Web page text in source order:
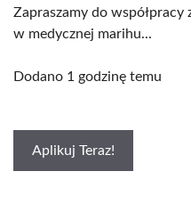
Zapraszamy do współpracy
w medycznej marihu...
Dodano 1 godzinę temu
Aplikuj Teraz!